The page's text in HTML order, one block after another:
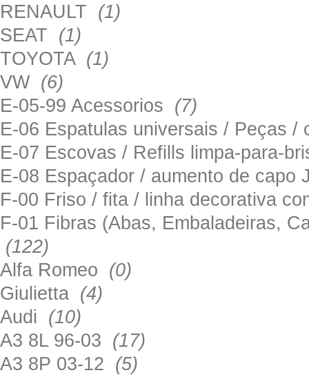
RENAULT (1)
SEAT (1)
TOYOTA (1)
VW (6)
E-05-99 Acessorios (7)
E-06 Espatulas universais / Peças
E-07 Escovas / Refills limpa-para-
E-08 Espaçador / aumento de
F-00 Friso / fita / linha decorativa
F-01 Fibras (Abas, Embaladeiras,
(122)
Alfa Romeo (0)
Giulietta (4)
Audi (10)
A3 8L 96-03 (17)
A3 8P 03-12 (5)